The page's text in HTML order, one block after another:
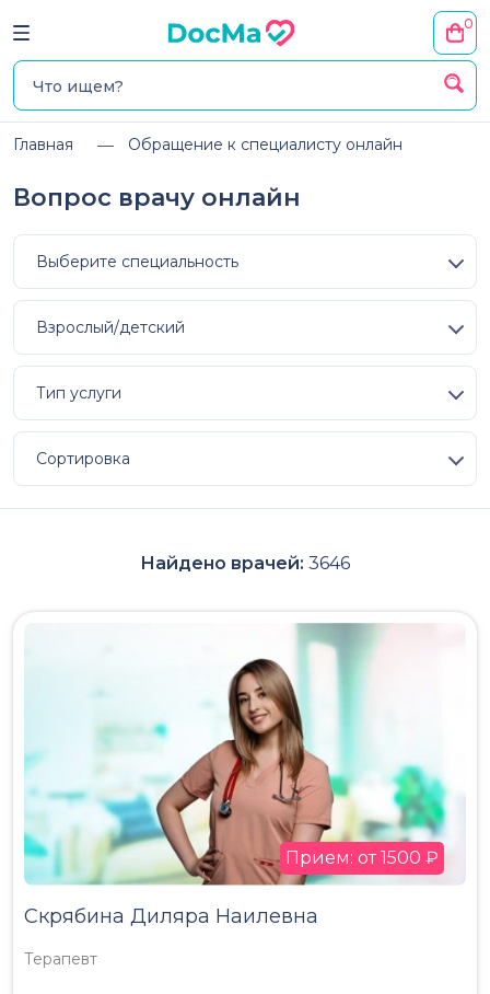
0
Главная Обращение к специалисту онлайн
Вопрос врачу онлайн
Выберите специальность
Взрослый/детский
Тип услуги
Сортировка
Найдено врачей: 3646
Скрябина Диляра Наилевна
Терапевт
Прием: от 1500 ₽